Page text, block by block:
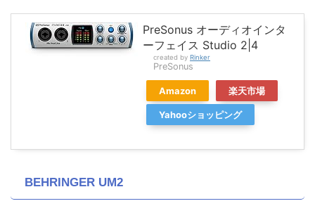
PreSonus オーディオインタ
ーフェイス Studio 2|4
created by Rinker
PreSonus
Amazon 楽天市場
Yahooショッピング
BEHRINGER UM2